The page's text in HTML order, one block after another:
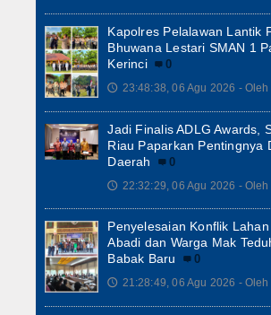
Kapolres Pelalawan Lantik
Bhuwana Lestari SMAN 1
Kerinci
0
🕔 23:48:38, 06 Agu 2026 -
Jadi Finalis ADLG Awards,
Riau Paparkan Pentingnya
Daerah
0
🕔 22:32:29, 06 Agu 2026 -
Penyelesaian Konflik
Abadi dan Warga Mak
Babak Baru
0
🕔 21:28:49, 06 Agu 2026 -